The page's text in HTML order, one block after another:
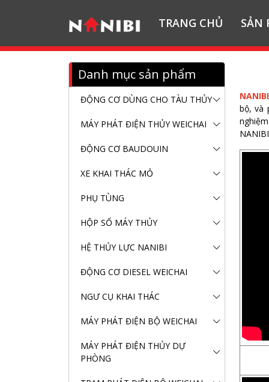
TRANG CHỦ SẢN
Danh mục sản phẩm
ĐỘNG CƠ DÙNG CHO TÀU THỦY
MÁY PHÁT ĐIỆN THỦY WEICHAI
ĐỘNG CƠ BAUDOUIN
XE KHAI THÁC MỎ
PHỤ TÙNG
HỘP SỐ MÁY THỦY
HỆ THỦY LỰC NANIBI
ĐỘNG CƠ DIESEL WEICHAI
NGƯ CỤ KHAI THÁC
MÁY PHÁT ĐIỆN BỘ WEICHAI
MÁY PHÁT ĐIỆN THỦY DỰ
PHÒNG
bộ, và